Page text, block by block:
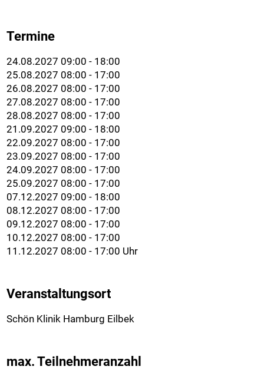
Termine
24.08.2027 09:00 - 18:00
25.08.2027 08:00 - 17:00
26.08.2027 08:00 - 17:00
27.08.2027 08:00 - 17:00
28.08.2027 08:00 - 17:00
21.09.2027 09:00 - 18:00
22.09.2027 08:00 - 17:00
23.09.2027 08:00 - 17:00
24.09.2027 08:00 - 17:00
25.09.2027 08:00 - 17:00
07.12.2027 09:00 - 18:00
08.12.2027 08:00 - 17:00
09.12.2027 08:00 - 17:00
10.12.2027 08:00 - 17:00
11.12.2027 08:00 - 17:00 Uhr
Veranstaltungsort
Schön Klinik Hamburg Eilbek
max. Teilnehmeranzahl